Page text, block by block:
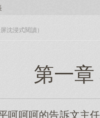
沈浸式閱讀）
第一章
呵呵呵的告訴文主